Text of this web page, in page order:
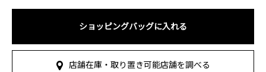
ショッピングバッグに入れる
店舗在庫・取り置き可能店舗を調べる